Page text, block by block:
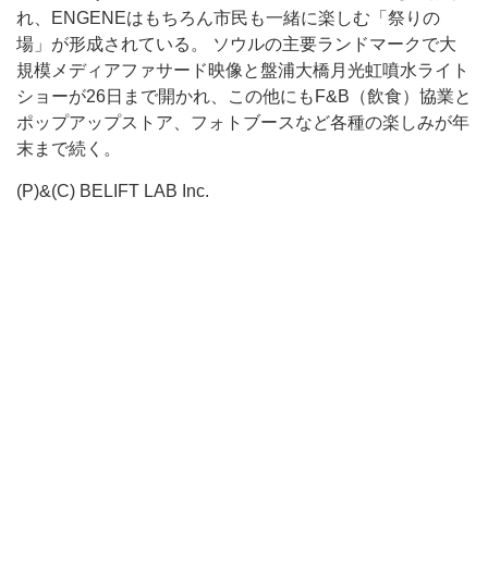
れ、ENGENEはもちろん市民も一緒に楽しむ「祭りの
場」が形成されている。 ソウルの主要ランドマークで大
規模メディアファサード映像と盤浦大橋月光虹噴水ライト
ショーが26日まで開かれ、この他にもF&B（飲食）協業と
ポップアップストア、フォトブースなど各種の楽しみが年
末まで続く。
(P)&(C) BELIFT LAB Inc.